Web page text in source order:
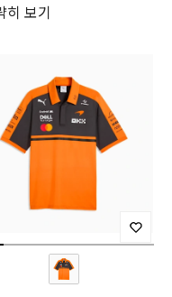
히 보기